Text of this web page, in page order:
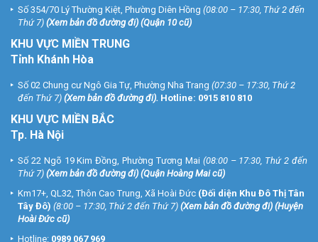
Số 354/70 Lý Thường Kiệt, Phường Diên Hồng (08:00 – 17:30, Thứ 2 đến
Thứ 7) (Xem bản đồ đường đi) (Quận 10 cũ)
KHU VỰC MIỀN TRUNG
Tỉnh Khánh Hòa
Số 02 Chung cư Ngô Gia Tự, Phường Nha Trang (07:30 – 17:30, Thứ 2
đến Thứ 7) (Xem bản đồ đường đi). Hotline: 0915 810 810
KHU VỰC MIỀN BẮC
Tp. Hà Nội
Số 22 Ngõ 19 Kim Đồng, Phường Tương Mai (08:00 – 17:30, Thứ 2 đến
Thứ 7) (Xem bản đồ đường đi) (Quận Hoàng Mai cũ)
Km17+, QL32, Thôn Cao Trung, Xã Hoài Đức (Đối diện Khu Đô Thị Tân
Tây Đô) (8:00 – 17:30, Thứ 2 đến Thứ 7) (Xem bản đồ đường đi) (Huyện
Hoài Đức cũ)
Hotline: 0989 067 969